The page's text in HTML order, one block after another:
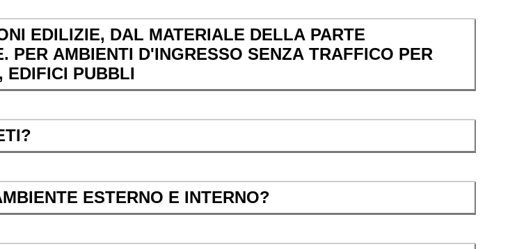
EDILIZIE, DAL MATERIALE DELLA PARTE
PER AMBIENTI D'INGRESSO SENZA TRAFFICO PER
EDIFICI PUBBLI
ESTERNO E INTERNO?